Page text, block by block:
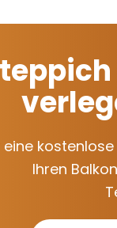
Ihren